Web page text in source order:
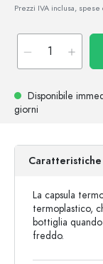
Prezzi IVA inclusa,
Disponibile
giorni
La capsula
termoplastico,
bottiglia
freddo.